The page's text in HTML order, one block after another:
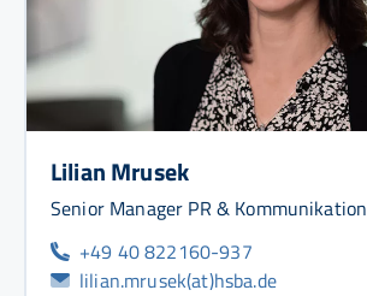
Lilian Mrusek
Senior Manager PR & Kommunikation
+49 40 822160-937
lilian.mrusek(at)hsba.de